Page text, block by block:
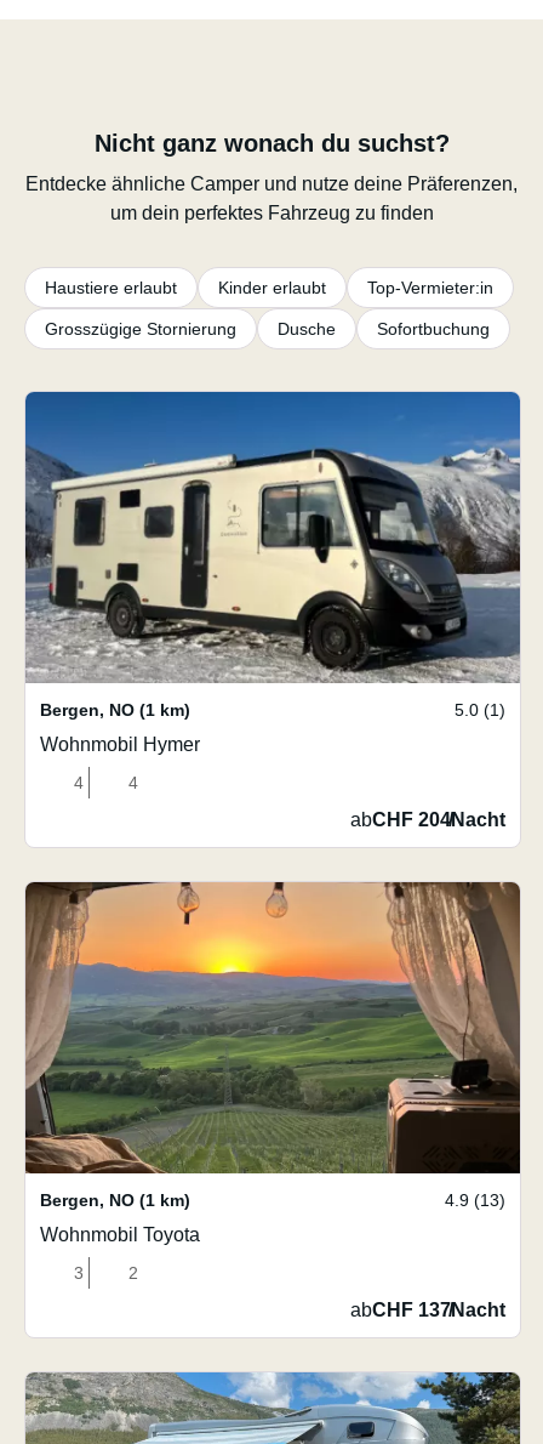
Nicht ganz wonach du suchst?
Entdecke ähnliche Camper und nutze deine Präferenzen,
um dein perfektes Fahrzeug zu finden
Haustiere erlaubt Kinder erlaubt Top-Vermieter:in
Grosszügige Stornierung Dusche Sofortbuchung
Bergen, NO (1 km) 5.0 (1)
Wohnmobil Hymer
4 4
abCHF 204/Nacht
Bergen, NO (1 km) 4.9 (13)
Wohnmobil Toyota
3 2
abCHF 137/Nacht